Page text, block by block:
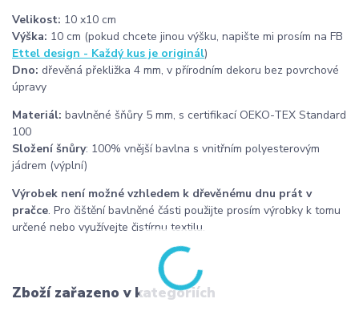
Velikost: 10 x10 cm
Výška: 10 cm (pokud chcete jinou výšku, napište mi prosím na FB
Ettel design - Každý kus je originál)
Dno: dřevěná překližka 4 mm, v přírodním dekoru bez povrchové
úpravy
Materiál: bavlněné šňůry 5 mm, s certifikací OEKO-TEX Standard
100
Složení šnůry: 100% vnější bavlna s vnitřním polyesterovým
jádrem (výplní)
Výrobek není možné vzhledem k dřevěnému dnu prát v
pračce. Pro čištění bavlněné části použijte prosím výrobky k tomu
určené nebo využívejte čistírnu textilu.
Zboží zařazeno v kategoriích